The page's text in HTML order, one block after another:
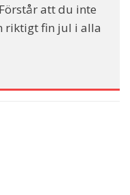
att du inte
riktigt fin jul i alla